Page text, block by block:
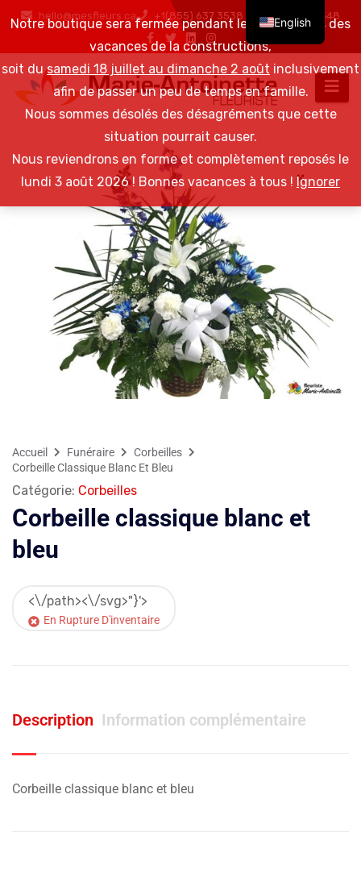
Notre boutique sera fermée pendant les 2 semaines des
vacances de la constructions,
soit dusamedi 18 juillet au dimanche 2 août inclusivement
afin de passer un peu de temps en famille.
Nous sommes désolés des désagréments que cette
situation pourrait causer.
Nous reviendrons en forme et complètement reposés le
lundi 3 août 2026 ! Bonnes vacances à tous ! Ignorer
hello@mesfleurs.ca +1(855) 637 3538 / +1(819) 376 6548
Accueil Funéraire
Corbeilles
Corbeille Classique Blanc Et Bleu
Catégorie: Corbeilles
Corbeille classique blanc et
bleu
<\/path><\/svg>"}'>
En Rupture D'inventaire
Description Information complémentaire
Corbeille classique blanc et bleu
English